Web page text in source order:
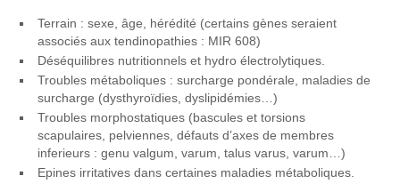
Terrain : sexe, âge, hérédité (certains gènes seraient
associés aux tendinopathies : MIR 608)
Déséquilibres nutritionnels et hydro électrolytiques.
Troubles métaboliques : surcharge pondérale, maladies de
surcharge (dysthyroïdies, dyslipidémies…)
Troubles morphostatiques (bascules et torsions
scapulaires, pelviennes, défauts d’axes de membres
inferieurs : genu valgum, varum, talus varus, varum…)
Epines irritatives dans certaines maladies métaboliques.